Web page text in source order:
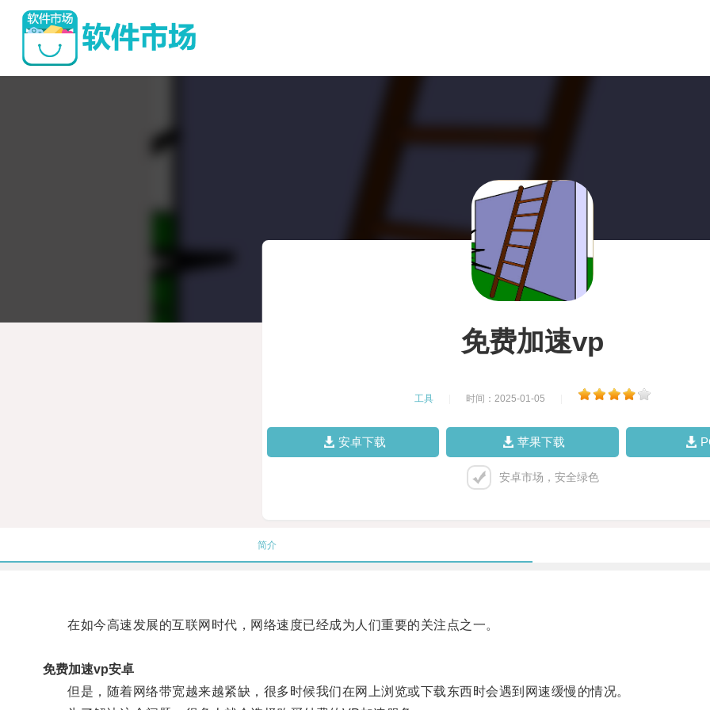
免费加速vp
工具 时间：2025-01-05
安卓下载 苹果下载
安卓市场，安全绿色
简介
在如今高速发展的互联网时代，网络速度已经成为人们重要的关注点之一。
免费加速vp安卓
但是，随着网络带宽越来越紧缺，很多时候我们在网上浏览或下载东西时会遇到网速缓慢的情况。